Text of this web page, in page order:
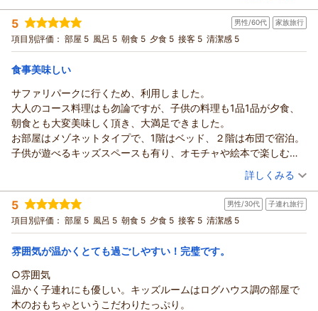
投稿者： リニータさん(女性/30代)
宿泊プラン： ☆2食付き☆【土、休日】5～8名様のお部屋☆近い！おいし
い！うれしい♪☆お子様歓迎♪☆♪♪
和洋室 朝・夕
宿泊価格帯： 13,001～14,000円(大人一人あたり/税込)
5 男性/60代 家族旅行
項目別評価： 部屋 5 風呂 5 朝食 5 夕食 5 接客 5 清潔感 5
食事美味しい
サファリパークに行くため、利用しました。
大人のコース料理はも勿論ですが、子供の料理も1品1品が夕食、
朝食とも大変美味しく頂き、大満足できました。
お部屋はメゾネットタイプで、1階はベッド、２階は布団で宿泊。
子供が遊べるキッズスペースも有り、オモチャや絵本で楽しむこ
娘夫婦と孫との旅行で、大満足な旅行となりました。ありがとう
ございました。
（投稿日：2025/11/01）
宿泊時期： 2025年10月宿泊 (家族旅行)
投稿者： てつちゃんさん (男性/60代)
宿泊プラン： ☆2食付き☆5～8名様のお部屋★近い！おいしい！うれしい
♪☆お子様歓迎♪☆
和洋室 朝・夕
宿泊価格帯： 13,001～14,000円(大人一人あたり/税込)
詳しくみる
5 男性/30代 子連れ旅行
項目別評価： 部屋 5 風呂 5 朝食 5 夕食 5 接客 5 清潔感 5
雰囲気が温かくとても過ごしやすい！完璧です。
○雰囲気
温かく子連れにも優しい。キッズルームはログハウス調の部屋で
木のおもちゃというこだわりたっぷり。